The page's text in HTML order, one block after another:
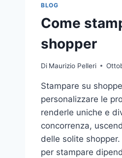
BLOG
Come
shopper
Di Maurizio Pelleri
Stampare su
personalizzare le
renderle uniche e
concorrenza,
delle solite
per stampare